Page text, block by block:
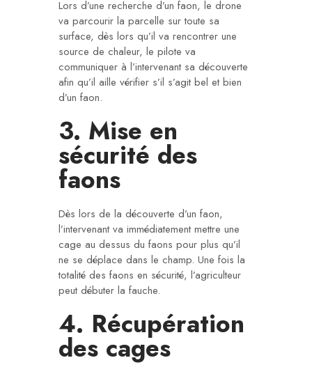
Lors d’une recherche d’un faon, le drone
va parcourir la parcelle sur toute sa
surface, dès lors qu’il va rencontrer une
source de chaleur, le pilote va
communiquer à l’intervenant sa découverte
afin qu’il aille vérifier s’il s’agit bel et bien
d’un faon.
3. Mise en
sécurité des
faons
Dès lors de la découverte d’un faon,
l’intervenant va immédiatement mettre une
cage au dessus du faons pour plus qu’il
ne se déplace dans le champ. Une fois la
totalité des faons en sécurité, l’agriculteur
peut débuter la fauche.
4. Récupération
des cages